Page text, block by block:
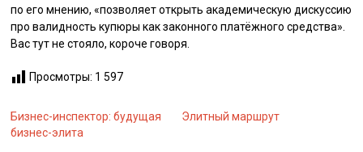
по его мнению, «позволяет открыть академическую дискуссию
про валидность купюры как законного платёжного средства».
Вас тут не стояло, короче говоря.
Просмотры: 1 597
Бизнес-инспектор: будущая
бизнес-элита
Элитный маршрут